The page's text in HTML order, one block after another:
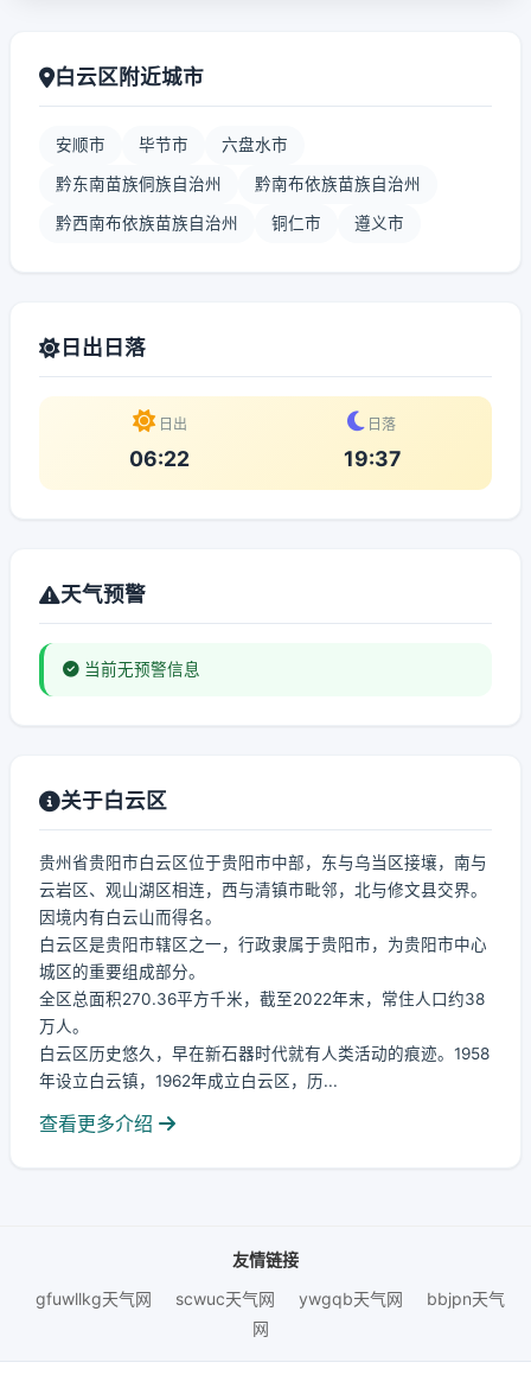
白云区附近城市
安顺市 毕节市 六盘水市
黔东南苗族侗族自治州 黔南布依族苗族自治州
黔西南布依族苗族自治州 铜仁市 遵义市
日出日落
日出
06:22
日落
19:37
天气预警
当前无预警信息
关于白云区
贵州省贵阳市白云区位于贵阳市中部，东与乌当区接壤，南与
云岩区、观山湖区相连，西与清镇市毗邻，北与修文县交界。
因境内有白云山而得名。
白云区是贵阳市辖区之一，行政隶属于贵阳市，为贵阳市中心
城区的重要组成部分。
全区总面积270.36平方千米，截至2022年末，常住人口约38
万人。
白云区历史悠久，早在新石器时代就有人类活动的痕迹。1958
年设立白云镇，1962年成立白云区，历...
查看更多介绍
友情链接
gfuwllkg天气网
scwuc天气网 ywgqb天气网
bbjpn天气
网